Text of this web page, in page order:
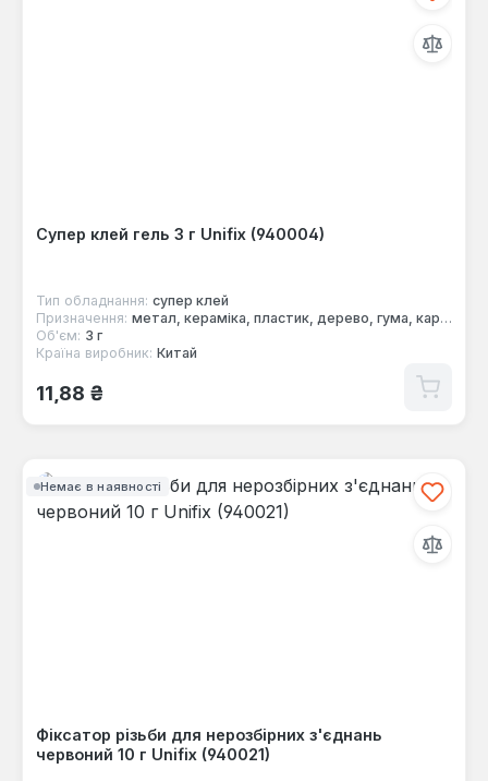
Супер клей гель 3 г Unifix (940004)
Тип обладнання: супер клей
Призначення: метал, кераміка, пластик, дерево, гума, картон, скло
Об'єм: 3 г
Країна виробник: Китай
Звичайна ціна:
11,88 ₴
Немає в наявності
Фіксатор різьби для нерозбірних з'єднань
червоний 10 г Unifix (940021)